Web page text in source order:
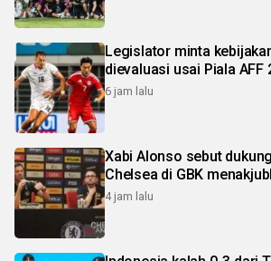
Legislator minta
dievaluasi usai Piala AFF
6 jam lalu
Xabi Alonso sebut
Chelsea di GBK
4 jam lalu